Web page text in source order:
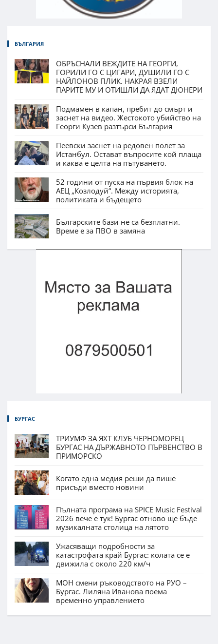
БЪЛГАРИЯ
ОБРЪСНАЛИ ВЕЖДИТЕ НА ГЕОРГИ,
ГОРИЛИ ГО С ЦИГАРИ, ДУШИЛИ ГО С
НАЙЛОНОВ ПЛИК. НАКРАЯ ВЗЕЛИ
ПАРИТЕ МУ И ОТИШЛИ ДА ЯДАТ ДЮНЕРИ
Подмамен в капан, пребит до смърт и
заснет на видео. Жестокото убийство на
Георги Кузев разтърси България
Пеевски заснет на редовен полет за
Истанбул. Остават въпросите кой плаща
и каква е целта на пътуването.
52 години от пуска на първия блок на
АЕЦ „Козлодуй“. Между историята,
политиката и бъдещето
Българските бази не са безплатни.
Време е за ПВО в замяна
БУРГАС
ТРИУМФ ЗА ЯХТ КЛУБ ЧЕРНОМОРЕЦ
БУРГАС НА ДЪРЖАВНОТО ПЪРВЕНСТВО В
ПРИМОРСКО
Когато една медия реши да пише
присъди вместо новини
Пълната програма на SPICE Music Festival
2026 вече е тук! Бургас отново ще бъде
музикалната столица на лятото
Ужасяващи подробности за
катастрофата край Бургас: колата се е
движила с около 220 км/ч
МОН смени ръководството на РУО –
Бургас. Лиляна Иванова поема
временно управлението